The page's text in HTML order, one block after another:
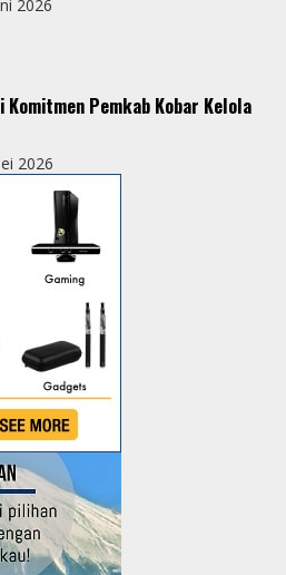
2026
Komitmen Pemkab Kobar Kelola
2026